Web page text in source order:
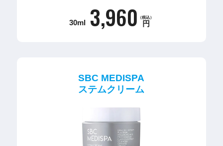
30ml 3,960 （税込）
円
SBC MEDISPA
ステムクリーム